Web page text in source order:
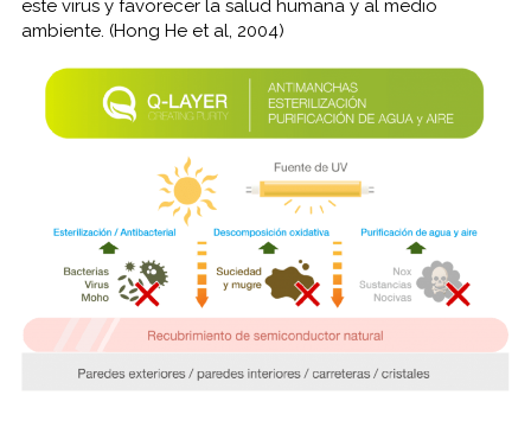
este virus y favorecer la salud humana y al medio
ambiente. (Hong He et al, 2004)